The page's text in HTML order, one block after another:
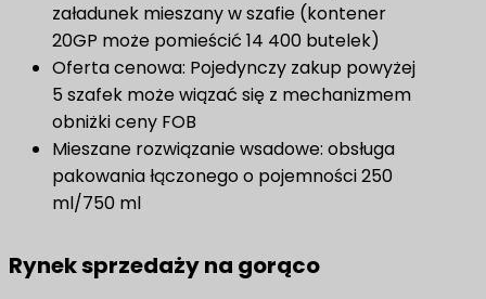
załadunek mieszany w szafie (kontener
20GP może pomieścić 14 400 butelek)
Oferta cenowa: Pojedynczy zakup powyżej
5 szafek może wiązać się z mechanizmem
obniżki ceny FOB
Mieszane rozwiązanie wsadowe: obsługa
pakowania łączonego o pojemności 250
ml/750 ml
Rynek sprzedaży na gorąco